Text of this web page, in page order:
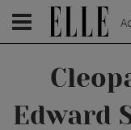
Edward